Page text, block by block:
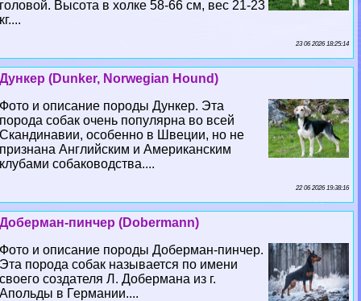
головой. Высота в холке 58-66 см, вес 21-23
кг....
23 06 2026 18:25:14
Дункер (Dunker, Norwegian Hound)
Фото и описание породы Дункер. Эта
порода собак очень популярна во всей
Скандинавии, особенно в Швеции, но не
признана Английским и Американским
клубами собаководства....
22 06 2026 19:38:16
Доберман-пинчер (Dobermann)
Фото и описание породы Доберман-пинчер.
Эта порода собак называется по имени
своего создателя Л. Добермана из г.
Апольды в Германии....